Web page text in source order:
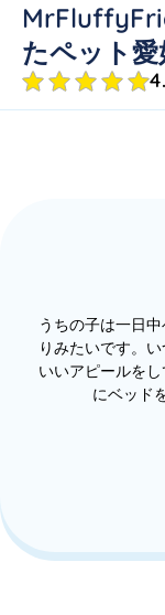
たペット
うちの子は一日
りみたいです。
いいアピールを
にベッド